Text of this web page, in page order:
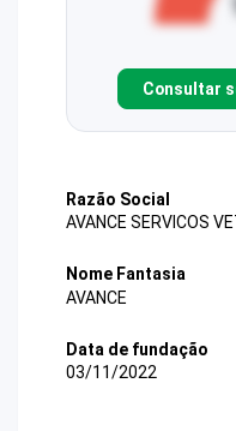
Consultar
Razão Social
AVANCE SERVICOS
Nome Fantasia
AVANCE
Data de fundação
03/11/2022